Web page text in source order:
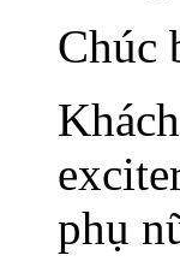
Chúc
phụ